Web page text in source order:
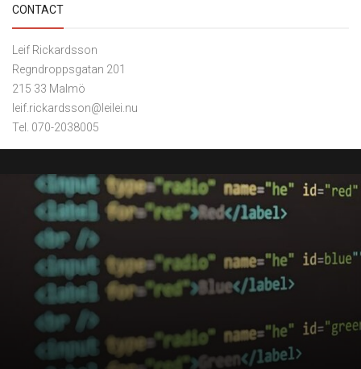
CONTACT
Leif Rickardsson
Regndroppsgatan 201
215 33 Malmö
leif.rickardsson@leilei.nu
Tel. 070-2038005